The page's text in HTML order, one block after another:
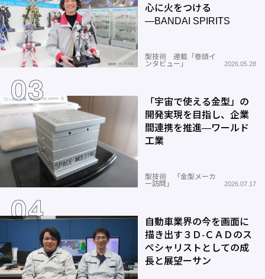
心に火をつける
―BANDAI SPIRITS
型技術 連載「巻頭イ
ンタビュー」
2026.05.28
「宇宙で使える金型」の
開発実現を目指し、企業
間連携を推進―ワールド
工業
型技術 「金型メーカ
ー訪問」
2026.07.17
自動車業界の今を画面に
描き出す３Ｄ-ＣＡＤのス
ペシャリストとしての成
長と展望ーサン